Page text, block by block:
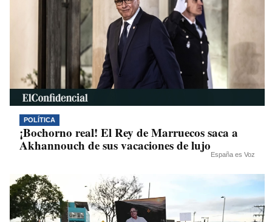
POLÍTICA
¡Bochorno real! El Rey de Marruecos saca a
Akhannouch de sus vacaciones de lujo
España es Voz